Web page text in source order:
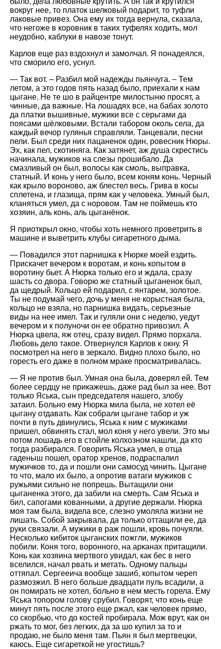
вокруг нее, то платок шелковый подарит, то туфли
лаковые привез. Она ему их тогда вернула, сказала,
что негоже в коровник в таких туфелях ходить, мол
неудобно, каблуки в навозе тонут.
Карлов еще раз вздохнул и замолчал. Я понадеялся,
что сморило его, уснул.
— Так вот. – Разбил мой надежды пьянчуга. – Тем
летом, а это годов пять назад было, приехали к нам
цыгане. Не те шо в райцентре милостыню просят, а
чинные, да важные. На лошадях все, на бабах золото
да платки вышивные, мужики все с серьгами да
поясами шёлковыми. Встали табором околь села, да
каждый вечор гулянья справляли. Танцевали, песни
пели. Был среди них пацаненок один, ровесник Нюры.
Эх, как пел, скотиняга. Как затянет, аж душа скрестись
начинала, мужиков на слезы прошибало. Да
смазливый он был, волосы как смоль, выправка,
статный. И конь у него было, всем коням конь. Черный
как крыло вороново, аж блестел весь. Грива в косы
сплетена, и глазища, прям как у человека. Умный был,
кланяться умел, да с норовом. Там не поймешь кто
хозяин, аль конь, аль цыганёнок.
Я приоткрыл окно, чтобы хоть немного проветрить в
машине и выветрить клубы сигаретного дыма.
— Повадился этот парнишка к Нюрке моей ездить.
Прискачет вечером к воротам, и конь копытом в
воротину бьет. А Нюрка только его и ждала, сразу
шасть со двора. Говорю же статный цыганенок был,
да щедрый. Кольцо ей подарил, с янтарем, золотое.
Ты не подумай чего, дочь у меня не корыстная была,
кольцо не взяла, но парнишка видать, серьезные
виды на нее имел. Так и гуляли они с неделю, уедут
вечером и к полуночи он ее обратно привозил. А
Нюрка цвела, яж отец, сразу видел. Прямо порхала.
Любовь дело такое. Отвернулся Карлов к окну. Я
посмотрел на него в зеркало. Видно плохо было, но
горесть его даже в полном мраке просматривалась.
— Я не против был. Умная она была, доверял ей. Тем
более сердцу не прикажешь, даже рад был за нее. Вот
только Яська, сын председателя нашего, злобу
затаил. Больно ему Нюрка мила была, не хотел её
цыгану отдавать. Как собрали цыгане табор и уж
почти в путь двинулись, Яська к ним с мужиками
пришел, обвинять стал, мол коня у него увели. Это мы
потом лошадь его в стойле колхозном нашли, да кто
тогда разбирался. Говорить Яська умел, в отца
гаденыш пошел, оратор хренов, подраспалил
мужичков то, да и пошли они самосуд чинить. Цыгане
то что, мало их было, а опротив ватаги мужиков с
ружьями сильно не попрешь. Вытащили они
цыганенка этого, да забили на смерть. Сам Яська и
бил, сапогами кованными, а другие держали. Нюрка
моя там была, видела все, слезно умоляла жизни не
лишать. Собой закрывала, да только оттащили ее, да
руки связали. А мужики в раж пошли, кровь почуяли.
Несколько кибиток цыганских пожгли, мужиков
побили. Коня того, воронного, на арканах притащили.
Конь как хозяина мертвого увидал, как бес в него
вселился, начал рвать и метать. Одному пальцы
оттяпал. Сергееича вообще зашиб, копытом череп
размозжил. В него больше двадцати пуль всадили, а
он помирать не хотел, больно в нем месть горела. Ему
Яська топором голову срубил. Говорят, что конь еще
минут пять после этого еще ржал, как человек прямо,
со скорбью, что до костей пробирала. Мож врут, как он
ржать то мог, без легких, да за шо купил за то и
продаю, не было меня там. Пьян я был мертвецки,
каюсь. Еще сигареткой не угостишь?